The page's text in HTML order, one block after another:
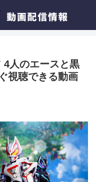
4人のエースと黒
視聴できる動画